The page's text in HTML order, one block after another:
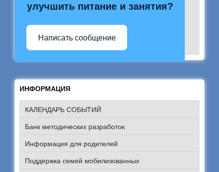
улучшить питание и занятия?
Написать сообщение
ИНФОРМАЦИЯ
КАЛЕНДАРЬ СОБЫТИЙ
Банк методических разработок
Информация для родителей
Поддержка семей мобилизованных